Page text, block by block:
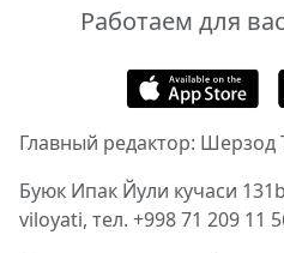
Работаем для
Главный редактор: Шерзод
Буюк Ипак Йули кучаси
viloyati, тел. +998 71 209 11